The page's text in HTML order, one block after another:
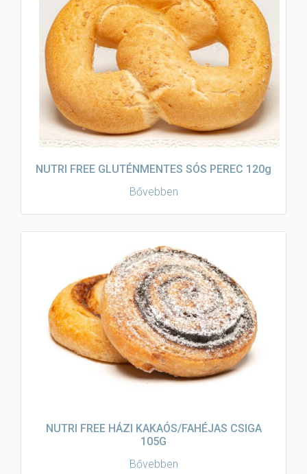
NUTRI FREE GLUTÉNMENTES SÓS PEREC 120g
Bővebben
NUTRI FREE HÁZI KAKAÓS/FAHÉJAS CSIGA
105G
Bővebben